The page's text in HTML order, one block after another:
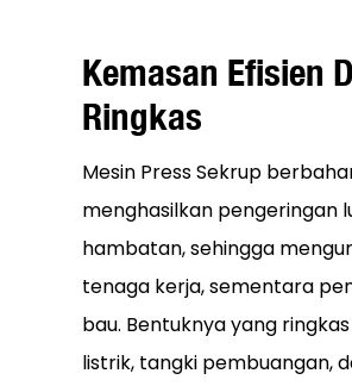
Kemasan Efisien
Ringkas
Mesin Press Sekrup
menghasilkan pengeringan
hambatan, sehingga
tenaga kerja, sementara
bau. Bentuknya yang
listrik, tangki pembuangan,